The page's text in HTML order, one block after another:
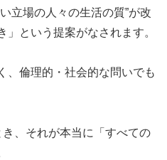
立場の人々の生活の質”が改
という提案がなされます。
、倫理的・社会的な問いでも
き、それが本当に「すべての